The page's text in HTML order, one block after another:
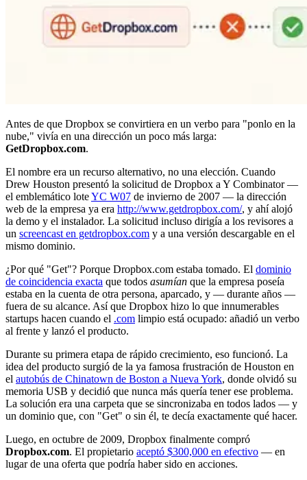
Antes de que Dropbox se convirtiera en un verbo para "ponlo en la
nube," vivía en una dirección un poco más larga:
GetDropbox.com.
El nombre era un recurso alternativo, no una elección. Cuando
Drew Houston presentó la solicitud de Dropbox a Y Combinator —
el emblemático loteYC W07 de invierno de 2007 — la dirección
web de la empresa ya era http://www.getdropbox.com/, y ahí alojó
la demo y el instalador. La solicitud incluso dirigía a los revisores a
un screencast en getdropbox.com y a una versión descargable en el
mismo dominio.
¿Por qué "Get"? Porque Dropbox.com estaba tomado. El dominio
de coincidencia exacta que todos asumían que la empresa poseía
estaba en la cuenta de otra persona, aparcado, y — durante años —
fuera de su alcance. Así que Dropbox hizo lo que innumerables
startups hacen cuando el .com limpio está ocupado: añadió un verbo
al frente y lanzó el producto.
Durante su primera etapa de rápido crecimiento, eso funcionó. La
idea del producto surgió de la ya famosa frustración de Houston en
el autobús de Chinatown de Boston a Nueva York, donde olvidó su
memoria USB y decidió que nunca más quería tener ese problema.
La solución era una carpeta que se sincronizaba en todos lados — y
un dominio que, con "Get" o sin él, te decía exactamente qué hacer.
Luego, en octubre de 2009, Dropbox finalmente compró
Dropbox.com. El propietario aceptó $300,000 en efectivo — en
lugar de una oferta que podría haber sido en acciones.